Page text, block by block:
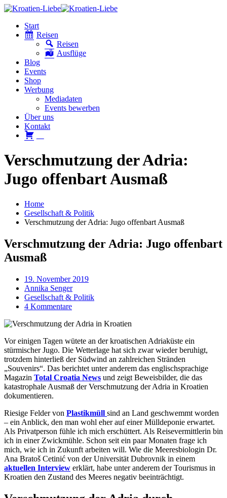
Start
Reisen
Reisen
Ausflüge
Blog
Events
Shop
Werbung
Mediadaten
Events bewerben
Über uns
Kontakt
Verschmutzung der Adria:
Jugo offenbart Ausmaß
Home
Gesellschaft & Politik
Verschmutzung der Adria: Jugo offenbart Ausmaß
Verschmutzung der Adria: Jugo offenbart
Ausmaß
19. November 2019
Annika Senger
Gesellschaft & Politik
4 Kommentare
Vor einigen Tagen wütete an der kroatischen Adriaküste ein
stürmischer Jugo. Die Wetterlage hat sich zwar wieder beruhigt,
trotzdem hinterließ der Südwind an zahlreichen Stränden
„Souvenirs“. Das berichtet unter anderem das englischsprachige
Magazin Total Croatia News und zeigt Beweisbilder, die das
katastrophale Ausmaß der Verschmutzung der Adria in Kroatien
dokumentieren.
Riesige Felder von Plastikmüll sind an Land geschwemmt worden
– ein Anblick, den man wohl eher auf einer Mülldeponie erwartet.
Als Privatperson fühle ich mich erschüttert. Als Reisevermittlerin bin
ich in einer Zwickmühle. Schon seit ein paar Monaten frage ich
mich, wie ich in Zukunft arbeiten will. Wie die Meeresbiologin Dr.
Ana Bratoš Cetinić von der Universität Dubrovnik in einem
aktuellen Interview erklärt, habe unter anderem der Tourismus in
Kroatien den Zustand des Meeres negativ beeinträchtigt.